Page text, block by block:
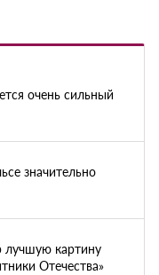
очень сильный
значительно
лучшую картину
Отечества»